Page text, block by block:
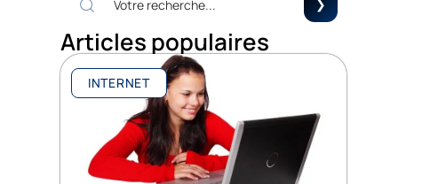
Articles populaires
INTERNET